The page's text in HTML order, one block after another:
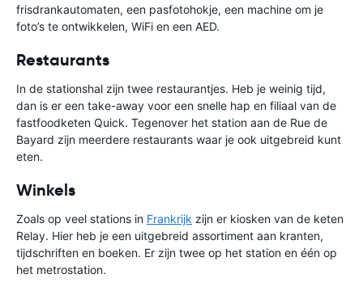
frisdrankautomaten, een pasfotohokje, een machine om je
foto’s te ontwikkelen, WiFi en een AED.
Restaurants
In de stationshal zijn twee restaurantjes. Heb je weinig tijd,
dan is er een take-away voor een snelle hap en filiaal van de
fastfoodketen Quick. Tegenover het station aan de Rue de
Bayard zijn meerdere restaurants waar je ook uitgebreid kunt
eten.
Winkels
Zoals op veel stations in Frankrijk zijn er kiosken van de keten
Relay. Hier heb je een uitgebreid assortiment aan kranten,
tijdschriften en boeken. Er zijn twee op het station en één op
het metrostation.